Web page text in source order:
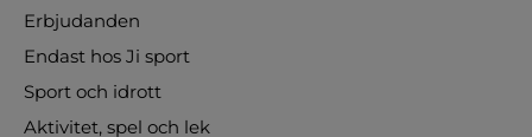
Erbjudanden
Endast hos Ji sport
Sport och idrott
Aktivitet, spel och lek